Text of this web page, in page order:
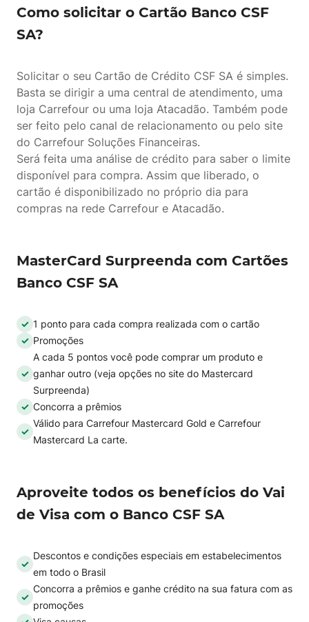
Como solicitar o Cartão Banco CSF
SA?
Solicitar o seu Cartão de Crédito CSF SA é simples.
Basta se dirigir a uma central de atendimento, uma
loja Carrefour ou uma loja Atacadão. Também pode
ser feito pelo canal de relacionamento ou pelo site
do Carrefour Soluções Financeiras.
Será feita uma análise de crédito para saber o limite
disponível para compra. Assim que liberado, o
cartão é disponibilizado no próprio dia para
compras na rede Carrefour e Atacadão.
MasterCard Surpreenda com Cartões
Banco CSF SA
1 ponto para cada compra realizada com o cartão
Promoções
A cada 5 pontos você pode comprar um produto e
ganhar outro (veja opções no site do Mastercard
Surpreenda)
Concorra a prêmios
Válido para Carrefour Mastercard Gold e Carrefour
Mastercard La carte.
Aproveite todos os benefícios do Vai
de Visa com o Banco CSF SA
Descontos e condições especiais em estabelecimentos
em todo o Brasil
Concorra a prêmios e ganhe crédito na sua fatura com as
promoções